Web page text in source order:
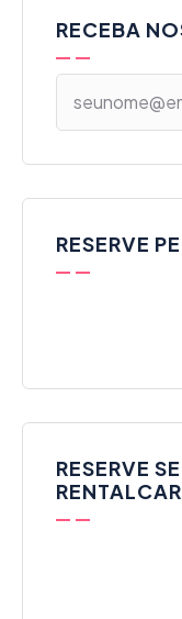
RECEBA
RESERVE
RESERVE